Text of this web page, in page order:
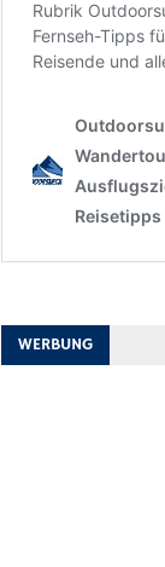
WERBUNG